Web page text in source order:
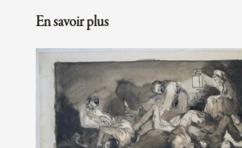
En savoir plus